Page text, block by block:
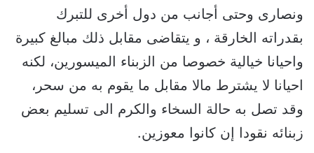
ونصارى وحتى أجانب من دول أخرى للتبرك
بقدراته الخارقة ، و يتقاضى مقابل ذلك مبالغ كبيرة
واحيانا خيالية خصوصا من الزبناء الميسورين، لكنه
احيانا لا يشترط مالا مقابل ما يقوم به من سحر،
وقد تصل به حالة السخاء والكرم الى تسليم بعض
زبنائه نقودا إن كانوا معوزين.